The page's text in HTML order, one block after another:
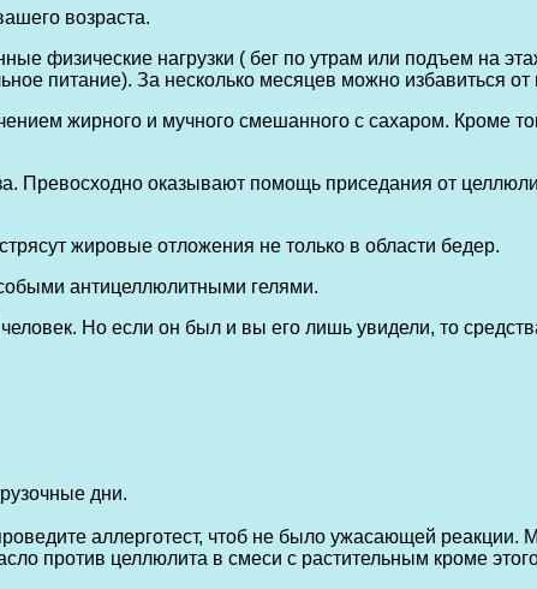
возраста.
физические нагрузки ( бег по утрам или подъем на
питание). За несколько месяцев можно избавиться от
жирного и мучного смешанного с сахаром. Кроме
оказывают помощь приседания от
жировые отложения не только в области бедер.
антицеллюлитными гелями.
Но если он был и вы его лишь увидели, то
дни.
аллерготест, чтоб не было ужасающей реакции.
против целлюлита в смеси с растительным кроме